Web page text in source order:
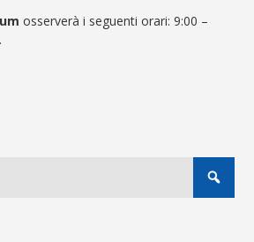
osserverà i seguenti orari:9:00 –
.